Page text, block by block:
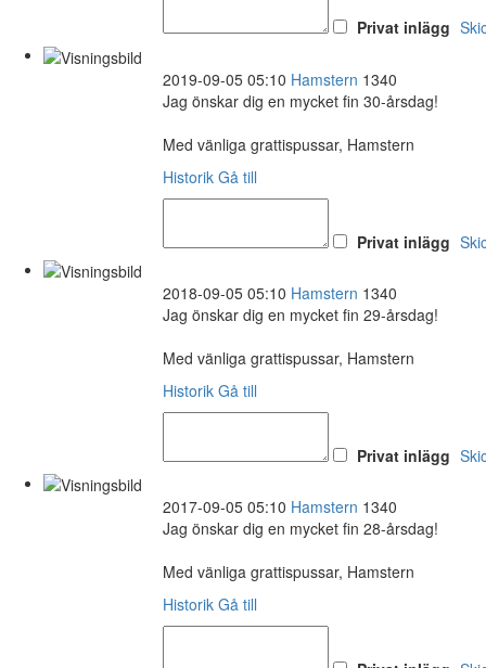
Privat inlägg
2019-09-05 05:10 Hamstern 1340
Jag önskar dig en mycket fin 30-årsdag!
Med vänliga grattispussar, Hamstern
Historik Gå till
Privat inlägg
2018-09-05 05:10 Hamstern 1340
Jag önskar dig en mycket fin 29-årsdag!
Med vänliga grattispussar, Hamstern
Historik Gå till
Privat inlägg
2017-09-05 05:10 Hamstern 1340
Jag önskar dig en mycket fin 28-årsdag!
Med vänliga grattispussar, Hamstern
Historik Gå till